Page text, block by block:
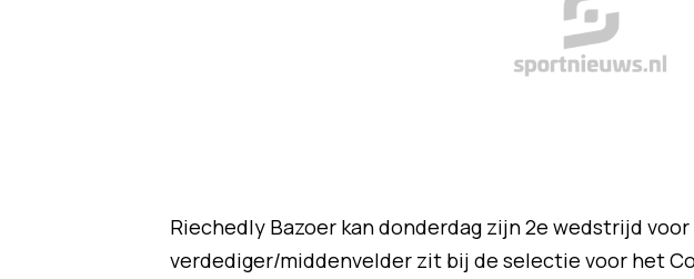
Riechedly Bazoer kan donderdag zijn 2e wedstrijd voor
verdediger/middenvelder zit bij de selectie voor het